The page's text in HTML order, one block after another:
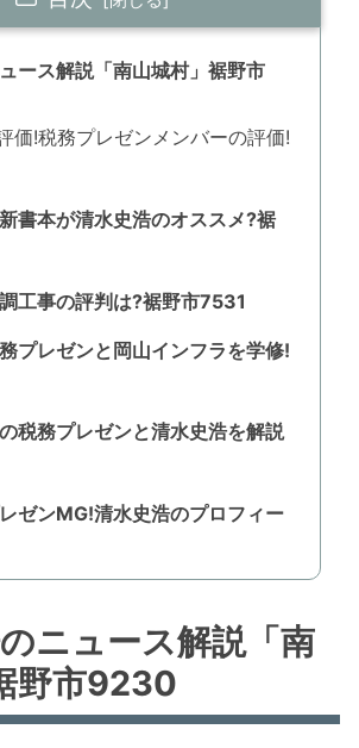
ース解説「南山城村」裾野市
価!税務プレゼンメンバーの評価!
書本が清水史浩のオススメ?裾
工事の評判は?裾野市7531
プレゼンと岡山インフラを学修!
税務プレゼンと清水史浩を解説
ゼンMG!清水史浩のプロフィー
ニュース解説「南
野市9230